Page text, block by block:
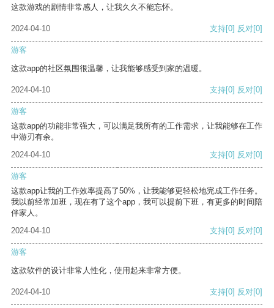
这款游戏的剧情非常感人，让我久久不能忘怀。
2024-04-10 支持[0] 反对[0]
游客
这款app的社区氛围很温馨，让我能够感受到家的温暖。
2024-04-10 支持[0] 反对[0]
游客
这款app的功能非常强大，可以满足我所有的工作需求，让我能够在工作
中游刃有余。
2024-04-10
支持[0] 反对[0]
游客
这款app让我的工作效率提高了50%，让我能够更轻松地完成工作任务。
我以前经常加班，现在有了这个app，我可以提前下班，有更多的时间陪
伴家人。
2024-04-10
支持[0] 反对[0]
游客
这款软件的设计非常人性化，使用起来非常方便。
2024-04-10 支持[0] 反对[0]